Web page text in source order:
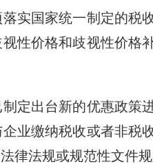
国家统一制定的税
性价格和歧视性价
出台新的优惠政策
业缴纳税收或者非
律法规或规范性文件